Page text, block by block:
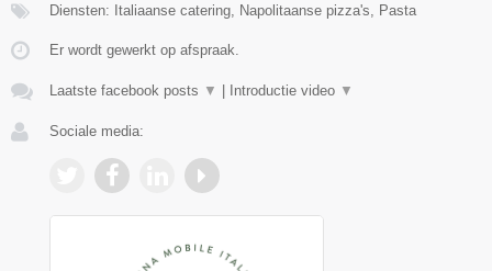
Diensten: Italiaanse catering, Napolitaanse pizza's, Pasta
Er wordt gewerkt op afspraak.
Laatste facebook posts ▼ Introductie video ▼
Sociale media: